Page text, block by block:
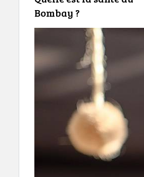
Bombay ?